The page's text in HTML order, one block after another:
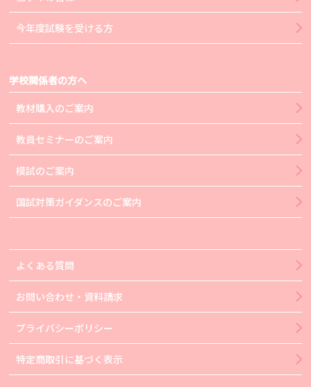
今年度試験を受ける方
学校関係者の方へ
教材購入のご案内
教員セミナーのご案内
模試のご案内
国試対策ガイダンスのご案内
よくある質問
お問い合わせ・資料請求
プライバシーポリシー
特定商取引に基づく表示